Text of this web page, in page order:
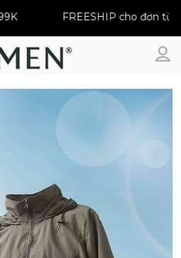
FREESHIP cho đơn từ